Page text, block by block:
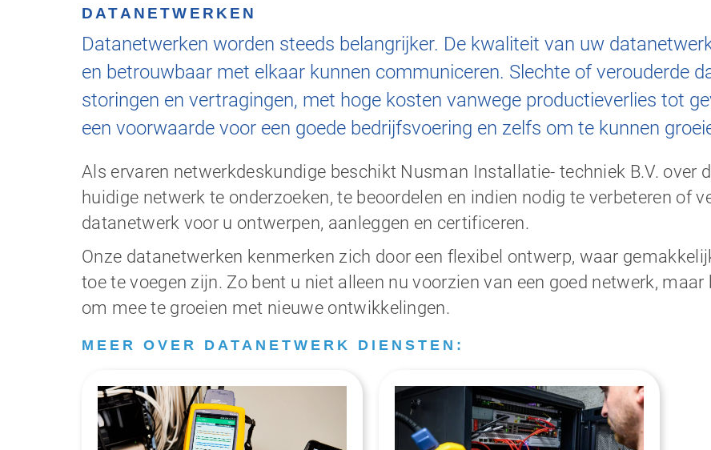
DATANETWERKEN
Datanetwerken worden steeds belangrijker. De kwaliteit van uw
en betrouwbaar met elkaar kunnen communiceren. Slechte of verouderde
storingen en vertragingen, met hoge kosten vanwege productieverlies tot
een voorwaarde voor een goede bedrijfsvoering en zelfs om te kunnen
Als ervaren netwerkdeskundige beschikt Nusman Installatie- techniek B.V. over
huidige netwerk te onderzoeken, te beoordelen en indien nodig te verbeteren of
datanetwerk voor u ontwerpen, aanleggen en certificeren.
Onze datanetwerken kenmerken zich door een flexibel ontwerp, waar
toe te voegen zijn. Zo bent u niet alleen nu voorzien van een goed netwerk,
om mee te groeien met nieuwe ontwikkelingen.
MEER OVER DATANETWERK DIENSTEN: